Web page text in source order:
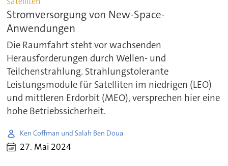
Stromversorgung von New-Space-
Anwendungen
Die Raumfahrt steht vor wachsenden
Herausforderungen durch Wellen- und
Teilchenstrahlung. Strahlungstolerante
Leistungsmodule für Satelliten im niedrigen (LEO)
und mittleren Erdorbit (MEO), versprechen hier eine
hohe Betriebssicherheit.
Ken Coffman und Salah Ben Doua
27. Mai 2024